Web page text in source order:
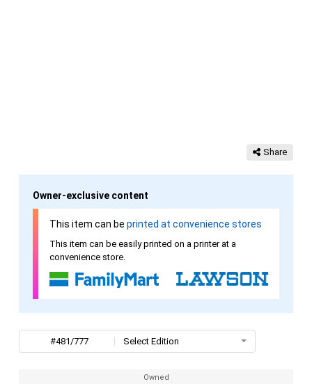
Share
Owner-exclusive content
This item can be printed at convenience stores
This item can be easily printed on a printer at a
convenience store.
#481/777 Select Edition
Owned